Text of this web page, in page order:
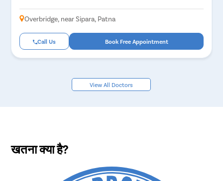
Overbridge, near Sipara, Patna
Call Us Book Free Appointment
View All Doctors
खतना क्या है?